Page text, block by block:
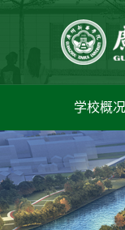
学校概况